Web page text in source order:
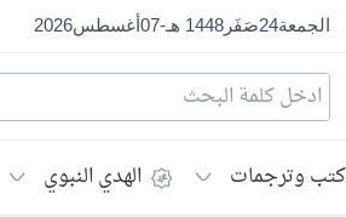
الجمعة24صَفَر1448 هـ -
07أغسطس2026
كتب وترجمات الهدي النبوي